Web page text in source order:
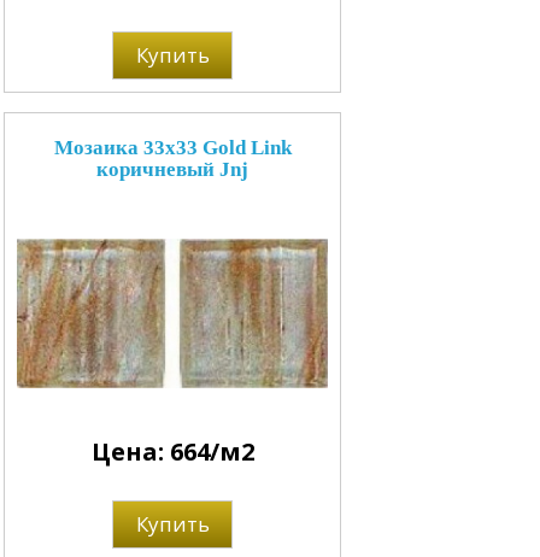
Купить
Мозаика 33x33 Gold Link
коричневый Jnj
Цена: 664/м2
Купить